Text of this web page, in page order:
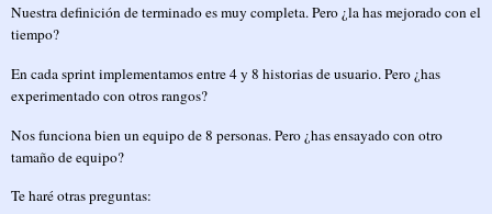
Nuestra definición de terminado es muy completa. Pero ¿la has mejorado con el
tiempo?
En cada sprint implementamos entre 4 y 8 historias de usuario. Pero ¿has
experimentado con otros rangos?
Nos funciona bien un equipo de 8 personas. Pero ¿has ensayado con otro
tamaño de equipo?
Te haré otras preguntas: